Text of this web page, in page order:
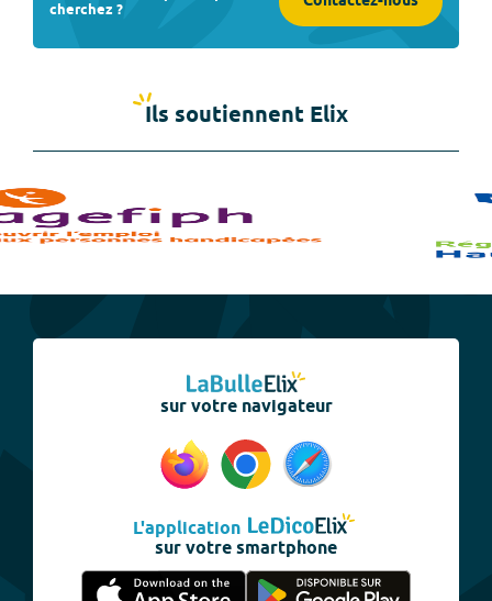
cherchez ?
Ils soutiennent Elix
sur votre navigateur
L'application
sur votre smartphone